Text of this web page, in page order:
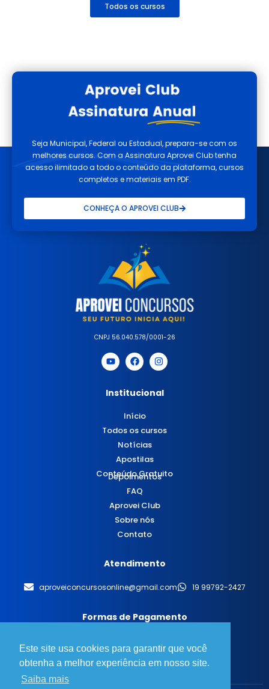
Este site usa cookies para garantir que você
obtenha a melhor experiência em nosso site.
Saiba mais
Todos os cursos
Seja Municipal, Federal ou Estadual, prepara-se com os
melhores cursos. Com a Assinatura Aprovei Club tenha
acesso ilimitado a todo o conteúdo da plataforma, cursos
completos e materiais em PDF.
CONHEÇA O APROVEI CLUB
CNPJ 56.040.578/0001-26
Institucional
Início
Todos os cursos
Notícias
Apostilas
Conteúdo Gratuito
Depoimentos
FAQ
Aprovei Club
Sobre nós
Contato
Atendimento
aproveiconcursosonline@gmail.com 19 99792-2427
Formas de Pagamento